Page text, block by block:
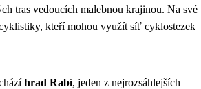
tras vedoucích malebnou krajinou. Na své
kteří mohou využít síť cyklostezek
hrad Rabí, jeden z nejrozsáhlejších